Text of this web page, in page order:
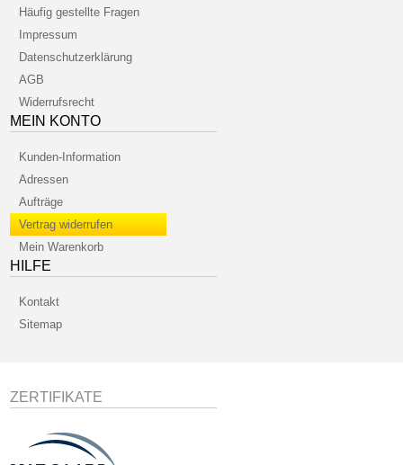
Häufig gestellte Fragen
Impressum
Datenschutzerklärung
AGB
Widerrufsrecht
MEIN KONTO
Kunden-Information
Adressen
Aufträge
Vertrag widerrufen
Mein Warenkorb
HILFE
Kontakt
Sitemap
ZERTIFIKATE